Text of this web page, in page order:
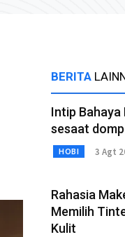
BERITA
Intip
sesaat
HOBI 3 Agt
Rahasia
Memilih
Kulit